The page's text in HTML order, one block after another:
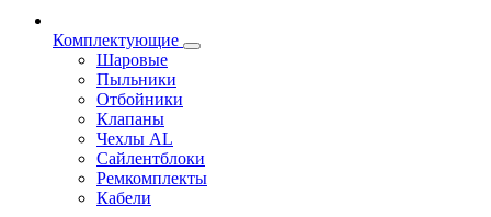
Комплектующие
Шаровые
Пыльники
Отбойники
Клапаны
Чехлы AL
Сайлентблоки
Ремкомплекты
Кабели